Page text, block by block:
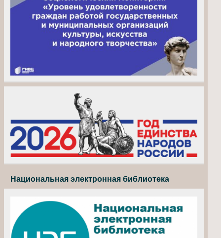
Национальная электронная библиотека